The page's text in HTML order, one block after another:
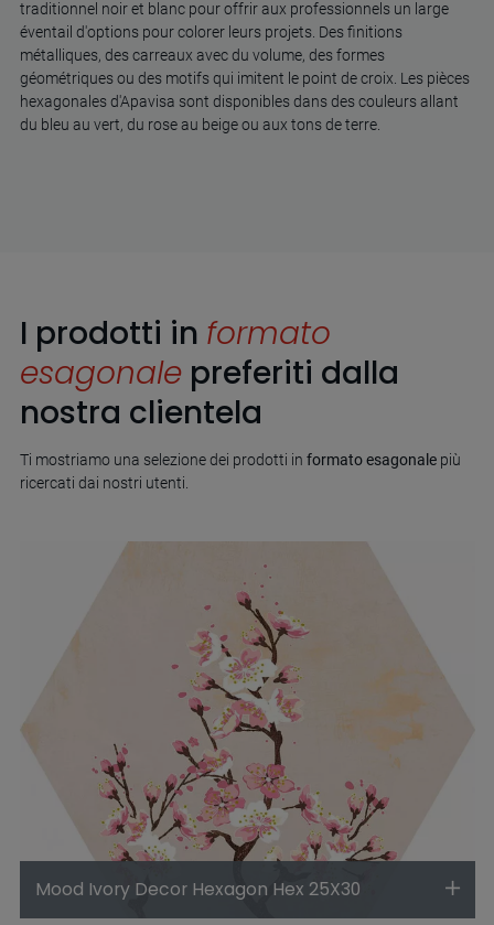
traditionnel noir et blanc pour offrir aux professionnels un large
éventail d'options pour colorer leurs projets. Des finitions
métalliques, des carreaux avec du volume, des formes
géométriques ou des motifs qui imitent le point de croix. Les pièces
hexagonales d'Apavisa sont disponibles dans des couleurs allant
du bleu au vert, du rose au beige ou aux tons de terre.
Mood Ivory Decor Hexagon Hex 25X30
I prodotti in formato
esagonalepreferiti dalla
nostra clientela
Ti mostriamo una selezione dei prodotti in formato esagonalepiù
ricercati dai nostri utenti.